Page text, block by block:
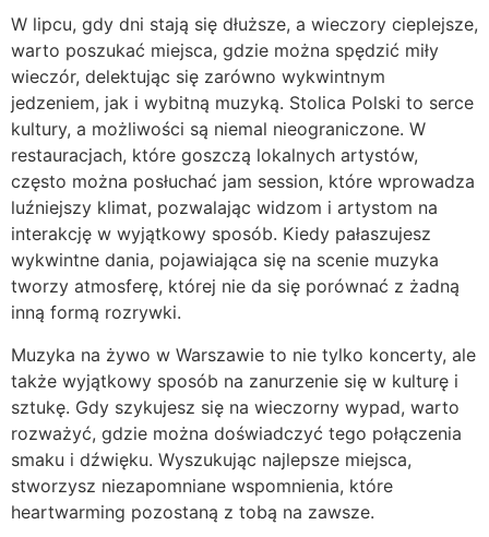
W lipcu, gdy dni stają się dłuższe, a wieczory cieplejsze,
warto poszukać miejsca, gdzie można spędzić miły
wieczór, delektując się zarówno wykwintnym
jedzeniem, jak i wybitną muzyką. Stolica Polski to serce
kultury, a możliwości są niemal nieograniczone. W
restauracjach, które goszczą lokalnych artystów,
często można posłuchać jam session, które wprowadza
luźniejszy klimat, pozwalając widzom i artystom na
interakcję w wyjątkowy sposób. Kiedy pałaszujesz
wykwintne dania, pojawiająca się na scenie muzyka
tworzy atmosferę, której nie da się porównać z żadną
inną formą rozrywki.
Muzyka na żywo w Warszawie to nie tylko koncerty, ale
także wyjątkowy sposób na zanurzenie się w kulturę i
sztukę. Gdy szykujesz się na wieczorny wypad, warto
rozważyć, gdzie można doświadczyć tego połączenia
smaku i dźwięku. Wyszukując najlepsze miejsca,
stworzysz niezapomniane wspomnienia, które
heartwarming pozostaną z tobą na zawsze.